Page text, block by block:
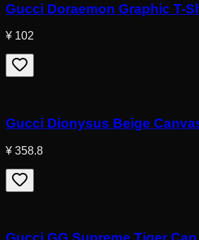
Gucci Doraemon Graphic T-
¥ 102
Gucci Dionysus Beige
¥ 358.8